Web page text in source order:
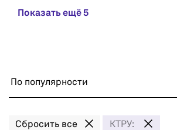
Показать ещё 5
По популярности
Сбросить все КТРУ: